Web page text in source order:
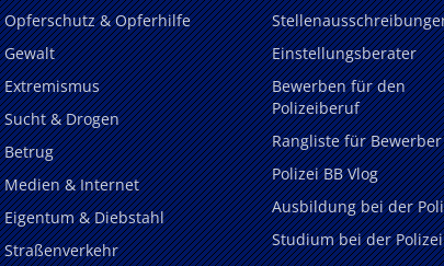
Opferschutz & Opferhilfe
Gewalt
Extremismus
Sucht & Drogen
Betrug
Medien & Internet
Eigentum & Diebstahl
Straßenverkehr
Einstellungsberater
Bewerben für den
Polizeiberuf
Rangliste für Bewerber
Polizei BB Vlog
Ausbildung bei der
Studium bei der Polizei